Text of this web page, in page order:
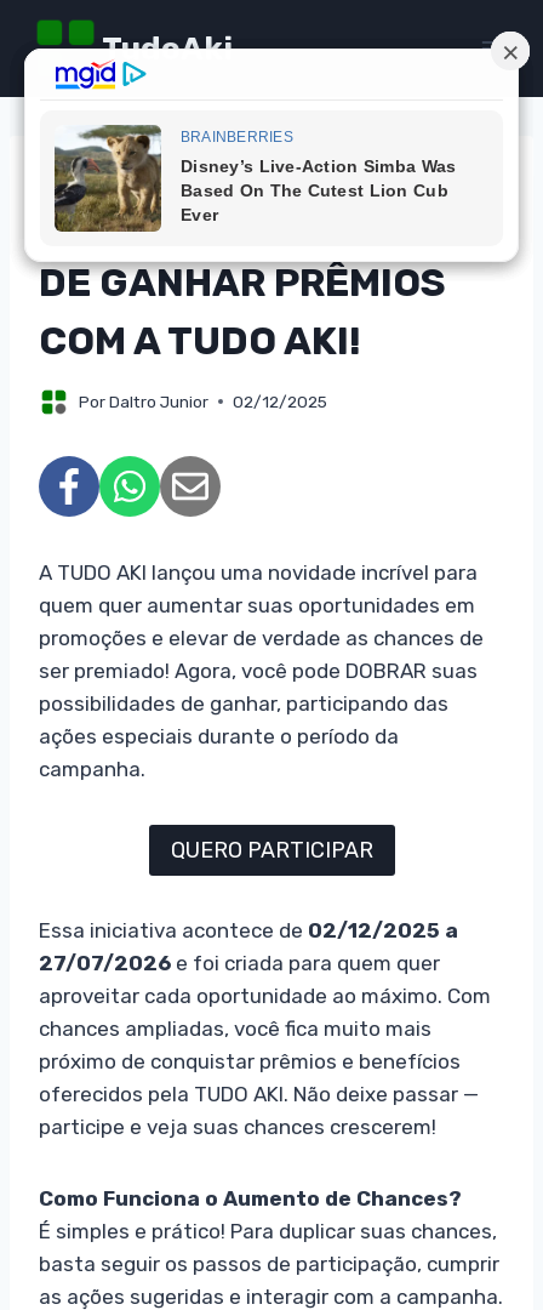
Pular
para
TudoAki
CAMPANHAS
DOBRE SUAS CHANCES
DE GANHAR PRÊMIOS
COM A TUDO AKI!
PorDaltro Junior 02/12/2025
A TUDO AKI lançou uma novidade incrível para
quem quer aumentar suas oportunidades em
promoções e elevar de verdade as chances de
ser premiado! Agora, você pode DOBRAR suas
possibilidades de ganhar, participando das
ações especiais durante o período da
campanha.
QUERO PARTICIPAR
Essa iniciativa acontece de 02/12/2025 a
27/07/2026 e foi criada para quem quer
aproveitar cada oportunidade ao máximo. Com
chances ampliadas, você fica muito mais
próximo de conquistar prêmios e benefícios
oferecidos pela TUDO AKI. Não deixe passar —
participe e veja suas chances crescerem!
Como Funciona o Aumento de Chances?
É simples e prático! Para duplicar suas chances,
basta seguir os passos de participação, cumprir
as ações sugeridas e interagir com a campanha.